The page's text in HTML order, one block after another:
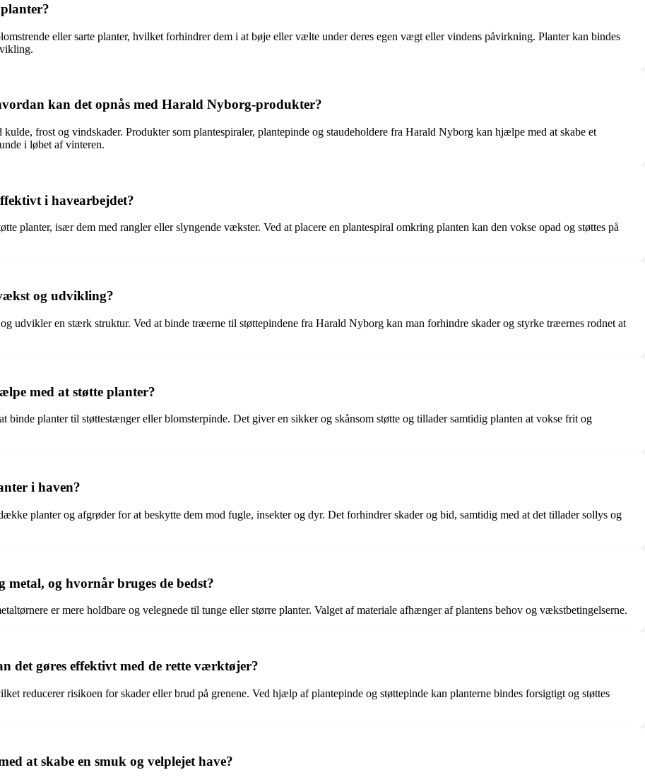
eller sarte planter, hvilket forhindrer dem i at bøje eller vælte under deres egen vægt eller vindens påvirkning. Planter kan bindes
kan det opnås med Harald Nyborg-produkter?
frost og vindskader. Produkter som plantespiraler, plantepinde og staudeholdere fra Harald Nyborg kan hjælpe med at skabe et
i løbet af vinteren.
i havearbejdet?
planter, især dem med rangler eller slyngende vækster. Ved at placere en plantespiral omkring planten kan den vokse opad og støttes på
og udvikling?
udvikler en stærk struktur. Ved at binde træerne til støttepindene fra Harald Nyborg kan man forhindre skader og styrke træernes rodnet at
med at støtte planter?
binde planter til støttestænger eller blomsterpinde. Det giver en sikker og skånsom støtte og tillader samtidig planten at vokse frit og
i haven?
planter og afgrøder for at beskytte dem mod fugle, insekter og dyr. Det forhindrer skader og bid, samtidig med at det tillader sollys og
og hvornår bruges de bedst?
er mere holdbare og velegnede til tunge eller større planter. Valget af materiale afhænger af plantens behov og vækstbetingelserne.
det gøres effektivt med de rette værktøjer?
reducerer risikoen for skader eller brud på grenene. Ved hjælp af plantepinde og støttepinde kan planterne bindes forsigtigt og støttes
at skabe en smuk og velplejet have?